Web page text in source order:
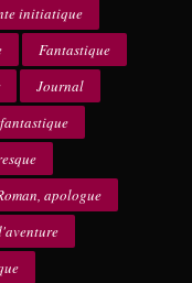
initiatique
Fantastique
Journal
apologue